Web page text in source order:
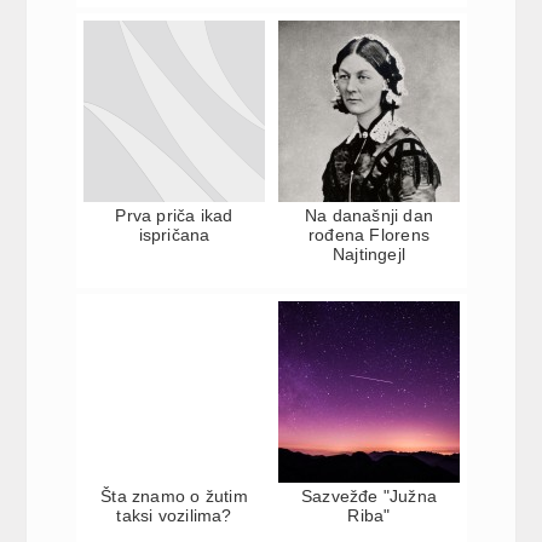
Prva priča ikad
ispričana
Na današnji dan
rođena Florens
Najtingejl
Šta znamo o žutim
taksi vozilima?
Sazvežđe "Južna
Riba"